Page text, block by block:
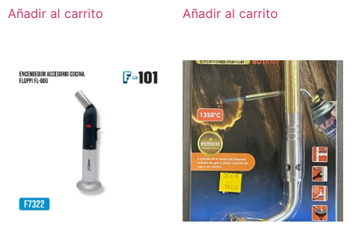
Añadir al carrito Añadir al carrito